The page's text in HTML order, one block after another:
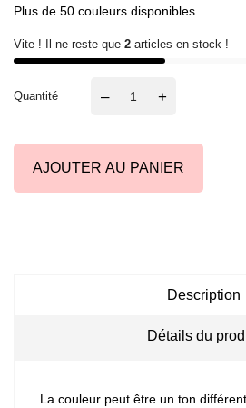
Plus de 50 couleurs disponibles
Vite ! Il ne reste que 2 articles en stock !
Quantité – +
AJOUTER AU PANIER
Description
Détails du
La couleur peut être un ton